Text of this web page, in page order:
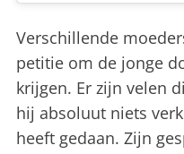
Verschillende
petitie om de jonge
krijgen. Er zijn velen
hij absoluut niets
heeft gedaan. Zijn